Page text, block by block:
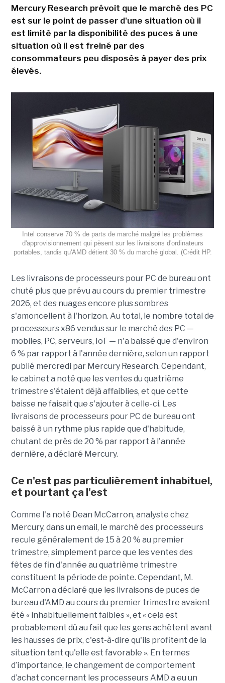
Mercury Research prévoit que le marché des PC
est sur le point de passer d'une situation où il
est limité par la disponibilité des puces à une
situation où il est freiné par des
consommateurs peu disposés à payer des prix
élevés.
Intel conserve 70 % de parts de marché malgré les problèmes
d'approvisionnement qui pèsent sur les livraisons d'ordinateurs
portables, tandis qu'AMD détient 30 % du marché global. (Crédit HP.
Les livraisons de processeurs pour PC de bureau ont
chuté plus que prévu au cours du premier trimestre
2026, et des nuages encore plus sombres
s'amoncellent à l'horizon. Au total, le nombre total de
processeurs x86 vendus sur le marché des PC —
mobiles, PC, serveurs, IoT — n'a baissé que d'environ
6 % par rapport à l'année dernière, selon un rapport
publié mercredi par Mercury Research. Cependant,
le cabinet a noté que les ventes du quatrième
trimestre s'étaient déjà affaiblies, et que cette
baisse ne faisait que s'ajouter à celle-ci. Les
livraisons de processeurs pour PC de bureau ont
baissé à un rythme plus rapide que d'habitude,
chutant de près de 20 % par rapport à l'année
dernière, a déclaré Mercury.
Ce n'est pas particulièrement inhabituel,
et pourtant ça l'est
Comme l'a noté Dean McCarron, analyste chez
Mercury, dans un email, le marché des processeurs
recule généralement de 15 à 20 % au premier
trimestre, simplement parce que les ventes des
fêtes de fin d'année au quatrième trimestre
constituent la période de pointe. Cependant, M.
McCarron a déclaré que les livraisons de puces de
bureau d'AMD au cours du premier trimestre avaient
été « inhabituellement faibles », et « cela est
probablement dû au fait que les gens achètent avant
les hausses de prix, c'est-à-dire qu'ils profitent de la
situation tant qu'elle est favorable ». En termes
d’importance, le changement de comportement
d’achat concernant les processeurs AMD a eu un